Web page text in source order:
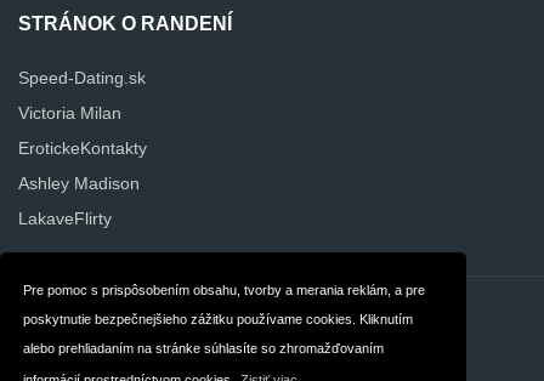
Pre pomoc s prispôsobením obsahu, tvorby a merania reklám, a pre
poskytnutie bezpečnejšieho zážitku používame cookies. Kliknutím
alebo prehliadaním na stránke súhlasíte so zhromažďovaním
STRÁNOK O RANDENÍ
Speed-Dating.sk
Victoria Milan
ErotickeKontakty
Ashley Madison
LakaveFlirty
Kontakt Súkromie
Obchodné Slovak